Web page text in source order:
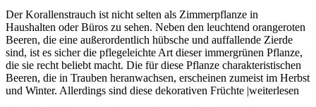
Der Korallenstrauch ist nicht selten als Zimmerpflanze in
Haushalten oder Büros zu sehen. Neben den leuchtend orangeroten
Beeren, die eine außerordentlich hübsche und auffallende Zierde
sind, ist es sicher die pflegeleichte Art dieser immergrünen Pflanze,
die sie recht beliebt macht. Die für diese Pflanze charakteristischen
Beeren, die in Trauben heranwachsen, erscheinen zumeist im Herbst
und Winter. Allerdings sind diese dekorativen Früchte |weiterlesen